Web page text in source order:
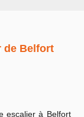
de Belfort
escalier à Belfort